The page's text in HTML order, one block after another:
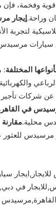
وراحة.إيجار
لتجربة
مرسيدس
المختلفة:
عن شركات
في
محلية.
للعثور
في